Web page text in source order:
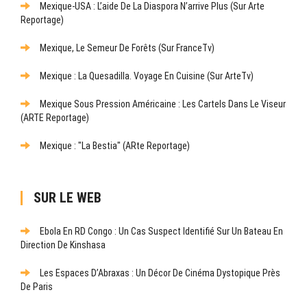
Mexique-USA : L’aide De La Diaspora N’arrive Plus (sur Arte
Reportage)
Mexique, Le Semeur De Forêts (sur FranceTv)
Mexique : La Quesadilla. Voyage En Cuisine (sur ArteTv)
Mexique Sous Pression Américaine : Les Cartels Dans Le Viseur
(ARTE Reportage)
Mexique : "La Bestia" (ARte Reportage)
SUR LE WEB
Ebola En RD Congo : Un Cas Suspect Identifié Sur Un Bateau En
Direction De Kinshasa
Les Espaces D’Abraxas : Un Décor De Cinéma Dystopique Près
De Paris